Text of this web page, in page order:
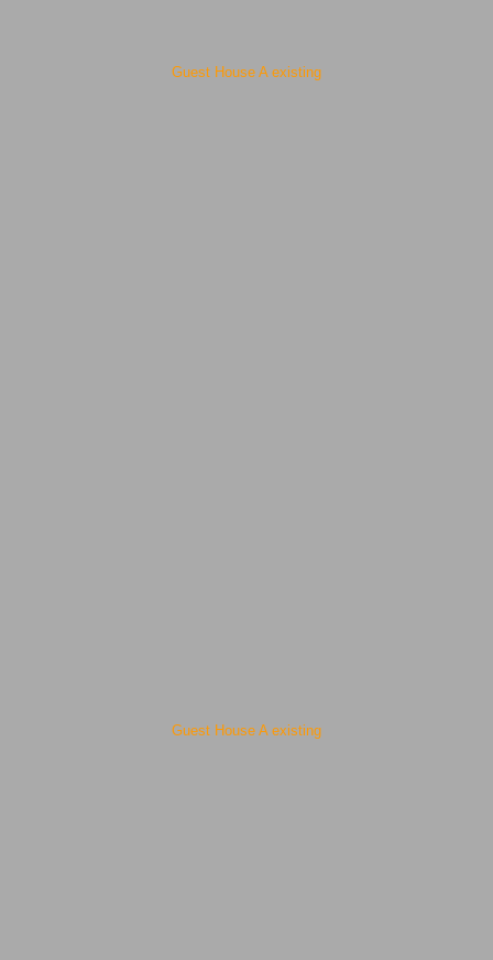
Guest House A existing
Guest House A existing